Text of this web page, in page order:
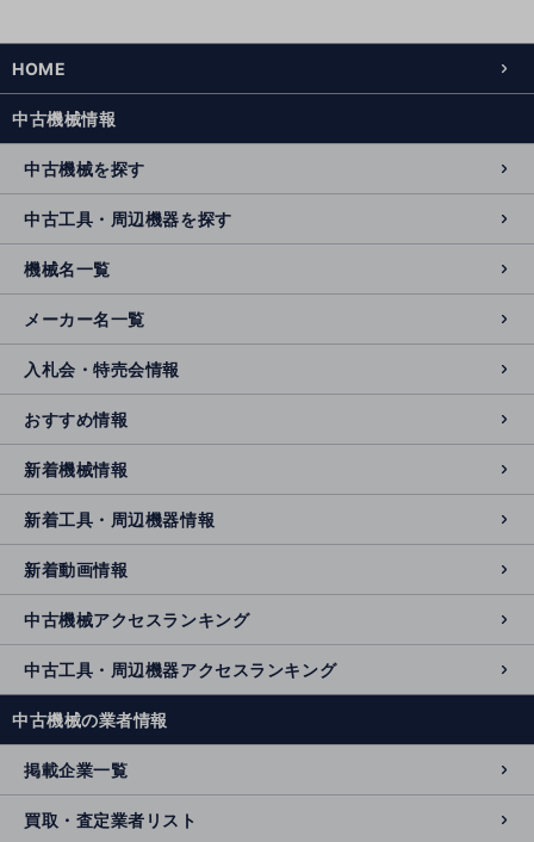
HOME
中古機械情報
中古機械を探す
中古工具・周辺機器を探す
機械名一覧
メーカー名一覧
入札会・特売会情報
おすすめ情報
新着機械情報
新着工具・周辺機器情報
新着動画情報
中古機械アクセスランキング
中古工具・周辺機器アクセスランキング
中古機械の業者情報
掲載企業一覧
買取・査定業者リスト